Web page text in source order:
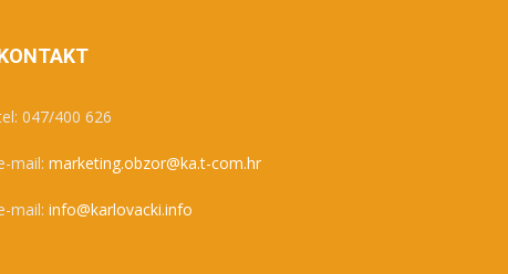
047/400 626
mail: marketing.obzor@ka.t-com.hr
mail: info@karlovacki.info